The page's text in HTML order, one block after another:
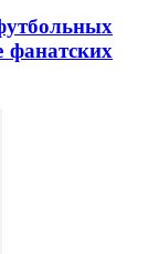
фанатских